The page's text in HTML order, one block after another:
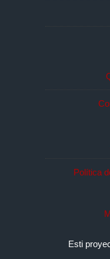
Política
Esti